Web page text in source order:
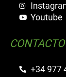
Youtube
CONTACTO
+34 977